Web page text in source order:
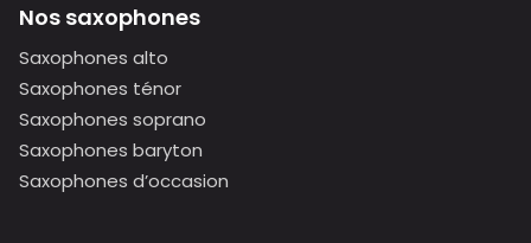
Nos saxophones
Saxophones alto
Saxophones ténor
Saxophones soprano
Saxophones baryton
Saxophones d’occasion